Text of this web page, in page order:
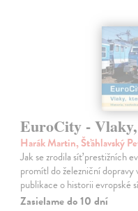
EuroCity -
Harák Martin, Šťáhlavský
Jak se zrodila síť prestižních
promítl do železniční
publikace o historii
Zasielame do 10 dní